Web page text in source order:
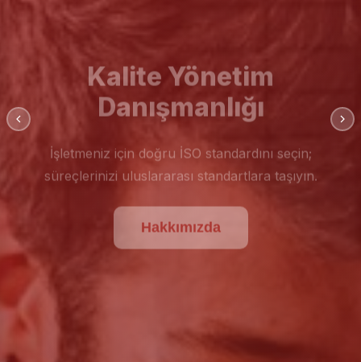
Kalite Yönetim
Danışmanlığı
İşletmeniz için doğru İSO standardını seçin;
süreçlerinizi uluslararası standartlara taşıyın.
Hakkımızda